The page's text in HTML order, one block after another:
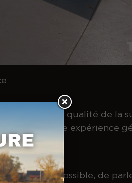
et de qualité de la
une expérience
?
et, si possible, de